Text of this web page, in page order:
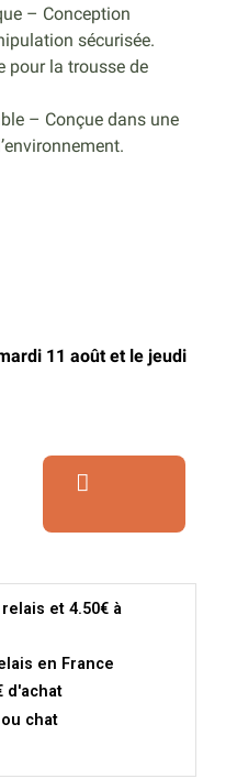
– Conception
sécurisée.
pour la trousse de
– Conçue dans une
11 août et le jeudi
et 4.50€ à
en France
d'achat
chat